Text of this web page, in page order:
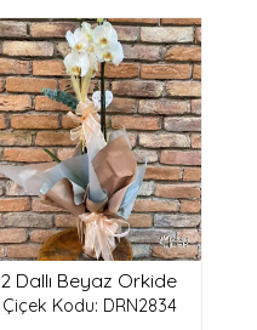
2 Dallı Beyaz Orkide
Çiçek Kodu: DRN2834